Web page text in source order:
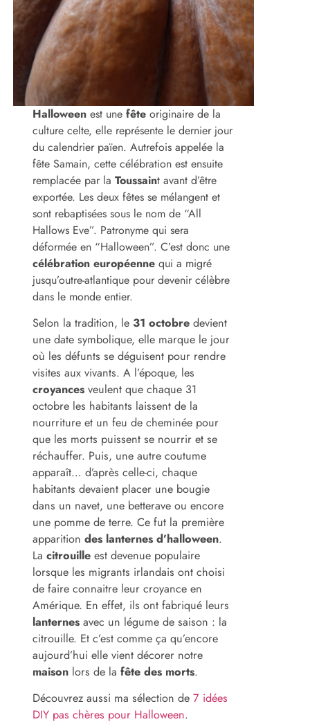
Halloweenest une fêteoriginaire de la
culture celte, elle représente le dernier jour
du calendrier païen. Autrefois appelée la
fête Samain, cette célébration est ensuite
remplacée par la Toussaint avant d’être
exportée. Les deux fêtes se mélangent et
sont rebaptisées sous le nom de “All
Hallows Eve”. Patronyme qui sera
déformée en “Halloween”. C’est donc une
célébration européennequi a migré
jusqu’outre-atlantique pour devenir célèbre
dans le monde entier.
Selon la tradition, le 31 octobredevient
une date symbolique, elle marque le jour
où les défunts se déguisent pour rendre
visites aux vivants. A l’époque, les
croyancesveulent que chaque 31
octobre les habitants laissent de la
nourriture et un feu de cheminée pour
que les morts puissent se nourrir et se
réchauffer. Puis, une autre coutume
apparaît… d’après celle-ci, chaque
habitants devaient placer une bougie
dans un navet, une betterave ou encore
une pomme de terre. Ce fut la première
apparition des lanternes d’halloween.
La citrouilleest devenue populaire
lorsque les migrants irlandais ont choisi
de faire connaitre leur croyance en
Amérique. En effet, ils ont fabriqué leurs
lanternesavec un légume de saison : la
citrouille. Et c’est comme ça qu’encore
aujourd’hui elle vient décorer notre
maisonlors de la fête des morts.
Découvrez aussi ma sélection de 7 idées
DIY pas chères pour Halloween.